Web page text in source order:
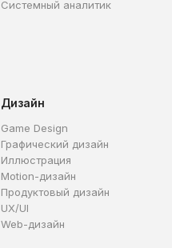
Системный аналитик
Дизайн
Game Design
Графический дизайн
Иллюстрация
Motion-дизайн
Продуктовый дизайн
UX/UI
Web-дизайн